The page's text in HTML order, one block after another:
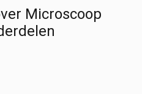
Microscoop